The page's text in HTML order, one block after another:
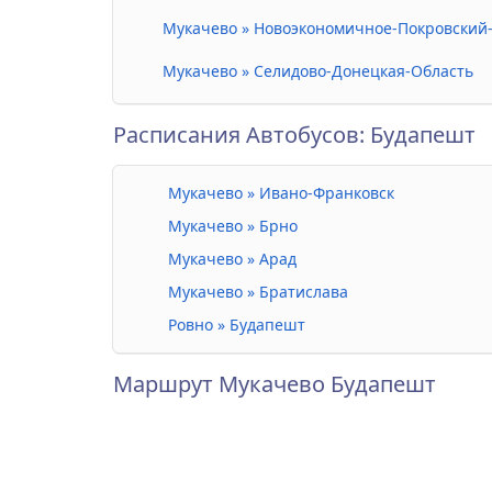
Мукачево » Новоэкономичное-
Мукачево » Селидово-Донецкая-Область
Расписания Автобусов: Будапешт
Мукачево » Ивано-Франковск
Мукачево » Брно
Мукачево » Арад
Мукачево » Братислава
Ровно » Будапешт
Маршрут Мукачево Будапешт